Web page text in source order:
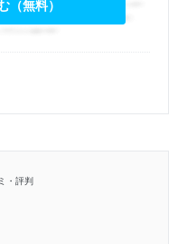
（無料）
・評判